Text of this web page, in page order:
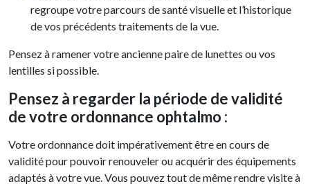
regroupe votre parcours de santé visuelle et l’historique
de vos précédents traitements de la vue.
Pensez à ramener votre ancienne paire de lunettes ou vos
lentilles si possible.
Pensez à regarder la période de validité
de votre ordonnance ophtalmo :
Votre ordonnance doit impérativement être en cours de
validité pour pouvoir renouveler ou acquérir des équipements
adaptés à votre vue. Vous pouvez tout de même rendre visite à